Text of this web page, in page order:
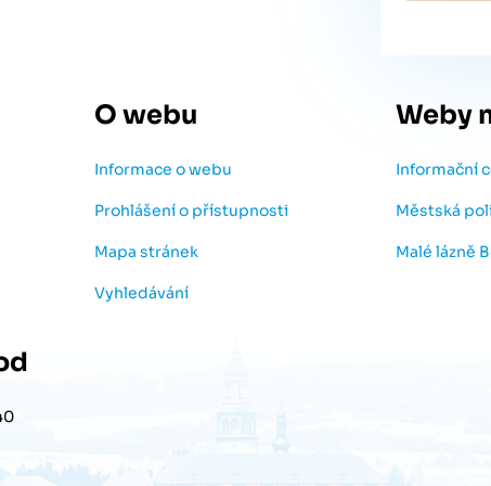
O webu
Informace o webu
Prohlášení o přístupnosti
Mapa stránek
Vyhledávání
Weby
Informační
Městská
Malé lázně